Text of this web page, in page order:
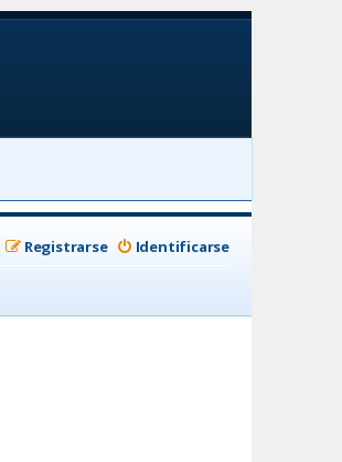
Identificarse
Registrarse